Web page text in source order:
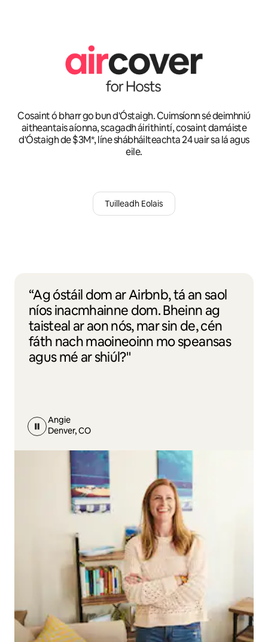
Cosaint ó bharr go bun d'Óstaigh. Cuimsíonn sé deimhniú
aitheantais aíonna, scagadh áirithintí, cosaint damáiste
d'Óstaigh de $3M*, líne shábháilteachta 24 uair sa lá agus
eile.
Tuilleadh Eolais
“Ag óstáil dom ar Airbnb, tá an saol
níos inacmhainne dom. Bheinn ag
taisteal ar aon nós, mar sin de, cén
fáth nach maoineoinn mo speansas
agus mé ar shiúl?"
Angie
Denver, CO